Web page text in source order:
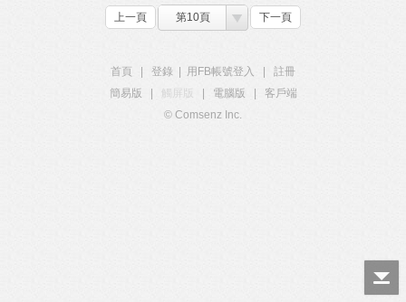
上一頁 第10頁 下一頁
首頁 登錄 用FB帳號登入
註冊
簡易版
觸屏版 電腦版
客戶端
© Comsenz Inc.